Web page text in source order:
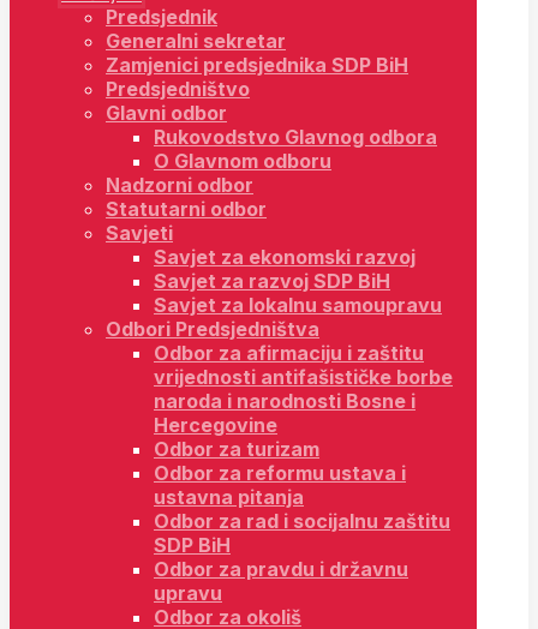
Predsjednik
Generalni sekretar
Zamjenici predsjednika SDP BiH
Predsjedništvo
Glavni odbor
Rukovodstvo Glavnog odbora
O Glavnom odboru
Nadzorni odbor
Statutarni odbor
Savjeti
Savjet za ekonomski razvoj
Savjet za razvoj SDP BiH
Savjet za lokalnu samoupravu
Odbori Predsjedništva
Odbor za afirmaciju i zaštitu
vrijednosti antifašističke borbe
naroda i narodnosti Bosne i
Hercegovine
Odbor za turizam
Odbor za reformu ustava i
ustavna pitanja
Odbor za rad i socijalnu zaštitu
SDP BiH
Odbor za pravdu i državnu
upravu
Odbor za okoliš